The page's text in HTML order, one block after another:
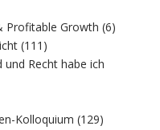
Profitable Growth (6)
(111)
und Recht habe ich
Kolloquium (129)